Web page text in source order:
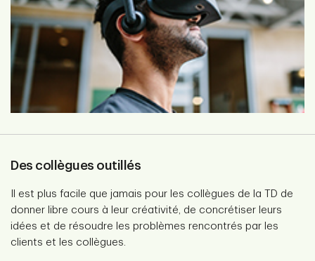
Des collègues outillés
Il est plus facile que jamais pour les collègues de la TD de
donner libre cours à leur créativité, de concrétiser leurs
idées et de résoudre les problèmes rencontrés par les
clients et les collègues.